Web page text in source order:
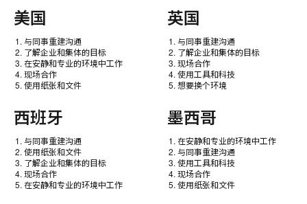
美国
与同事重建沟通
了解企业和集体的目标
在安静和专业的环境中工作
现场合作
使用纸张和文件
英国
与同事重建沟通
了解企业和集体的目标
现场合作
使用工具和科技
想要换个环境
西班牙
与同事重建沟通
使用纸张和文件
了解企业和集体的目标
现场合作
在安静和专业的环境中工作
墨西哥
在安静和专业的环境中工作
与同事重建沟通
使用工具和科技
现场合作
使用纸张和文件